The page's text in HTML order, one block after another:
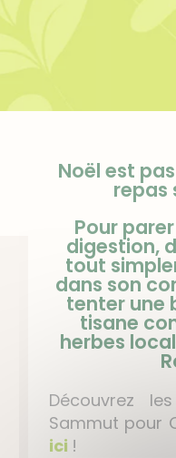
Noël est
repas
Pour
digestion,
tout
dans son
tenter une
tisane
herbes
Découvrez
Sammut pour
ici !